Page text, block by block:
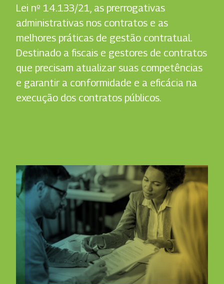
Lei nº 14.133/21, as prerrogativas
administrativas nos contratos e as
melhores práticas de gestão contratual.
Destinado a fiscais e gestores de contratos
que precisam atualizar suas competências
e garantir a conformidade e a eficácia na
execução dos contratos públicos.